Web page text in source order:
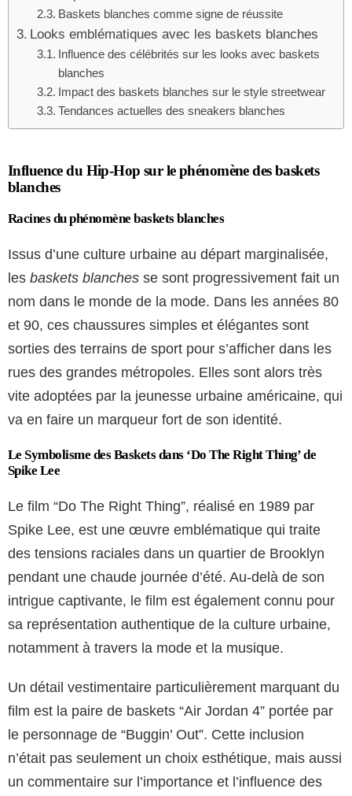
Baskets blanches comme signe de réussite
Looks emblématiques avec les baskets blanches
Influence des célébrités sur les looks avec baskets
blanches
Impact des baskets blanches sur le style streetwear
Tendances actuelles des sneakers blanches
Influence du Hip-Hop sur le phénomène des baskets
blanches
Racines du phénomène baskets blanches
Issus d’une culture urbaine au départ marginalisée,
les baskets blanches se sont progressivement fait un
nom dans le monde de la mode. Dans les années 80
et 90, ces chaussures simples et élégantes sont
sorties des terrains de sport pour s’afficher dans les
rues des grandes métropoles. Elles sont alors très
vite adoptées par la jeunesse urbaine américaine, qui
va en faire un marqueur fort de son identité.
Le Symbolisme des Baskets dans ‘Do The Right Thing’ de
Spike Lee
Le film “Do The Right Thing”, réalisé en 1989 par
Spike Lee, est une œuvre emblématique qui traite
des tensions raciales dans un quartier de Brooklyn
pendant une chaude journée d’été. Au-delà de son
intrigue captivante, le film est également connu pour
sa représentation authentique de la culture urbaine,
notamment à travers la mode et la musique.
Un détail vestimentaire particulièrement marquant du
film est la paire de baskets “Air Jordan 4” portée par
le personnage de “Buggin’ Out”. Cette inclusion
n’était pas seulement un choix esthétique, mais aussi
un commentaire sur l’importance et l’influence des